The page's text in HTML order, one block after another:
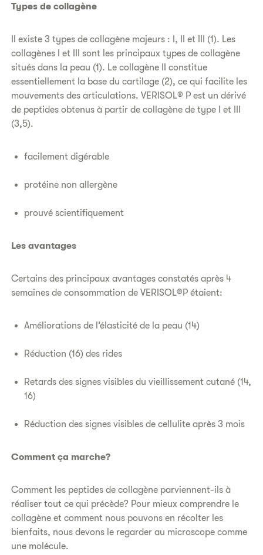
Types de collagène
Il existe 3 types de collagène majeurs : I, II et III (1). Les
collagènes I et III sont les principaux types de collagène
situés dans la peau (1). Le collagène II constitue
essentiellement la base du cartilage (2), ce qui facilite les
mouvements des articulations. VERISOL® P est un dérivé
de peptides obtenus à partir de collagène de type I et III
(3,5).
facilement digérable
protéine non allergène
prouvé scientifiquement
Les avantages
Certains des principaux avantages constatés après 4
semaines de consommation de VERISOL®P étaient:
Améliorations de l’élasticité de la peau (14)
Réduction (16) des rides
Retards des signes visibles du vieillissement cutané (14,
16)
Réduction des signes visibles de cellulite après 3 mois
Comment ça marche?
Comment les peptides de collagène parviennent-ils à
réaliser tout ce qui précède? Pour mieux comprendre le
collagène et comment nous pouvons en récolter les
bienfaits, nous devons le regarder au microscope comme
une molécule.